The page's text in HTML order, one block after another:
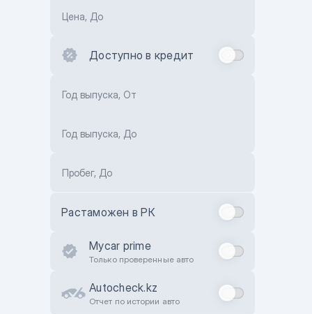
Цена, До
Доступно в кредит
Год выпуска, От
Год выпуска, До
Пробег, До
Растаможен в РК
Mycar prime
Только проверенные авто
Autocheck.kz
Отчет по истории авто